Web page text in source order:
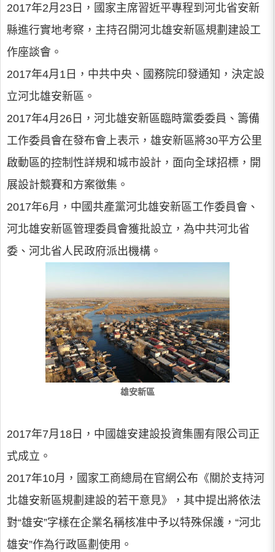
2017年2月23日，國家主席習近平專程到河北省安新
縣進行實地考察，主持召開河北雄安新區規劃建設工
作座談會。
2017年4月1日，中共中央、國務院印發通知，決定設
立河北雄安新區。
2017年4月26日，河北雄安新區臨時黨委委員、籌備
工作委員會在發布會上表示，雄安新區將30平方公里
啟動區的控制性詳規和城市設計，面向全球招標，開
展設計競賽和方案徵集。
2017年6月，中國共產黨河北雄安新區工作委員會、
河北雄安新區管理委員會獲批設立，為中共河北省
委、河北省人民政府派出機構。
雄安新區
2017年7月18日，中國雄安建設投資集團有限公司正
式成立。
2017年10月，國家工商總局在官網公布《關於支持河
北雄安新區規劃建設的若干意見》，其中提出將依法
對“雄安”字樣在企業名稱核准中予以特殊保護，“河北
雄安”作為行政區劃使用。